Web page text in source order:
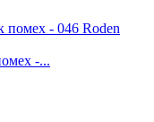
-...